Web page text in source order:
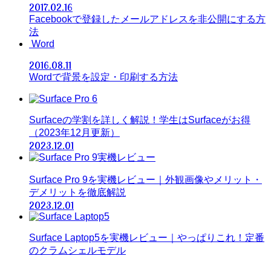
2017.02.16
Facebookで登録したメールアドレスを非公開にする方
法
Word
2016.08.11
Wordで背景を設定・印刷する方法
Surfaceの学割を詳しく解説！学生はSurfaceがお得
（2023年12月更新）
2023.12.01
Surface Pro 9を実機レビュー｜外観画像やメリット・
デメリットを徹底解説
2023.12.01
Surface Laptop5を実機レビュー｜やっぱりこれ！定番
のクラムシェルモデル